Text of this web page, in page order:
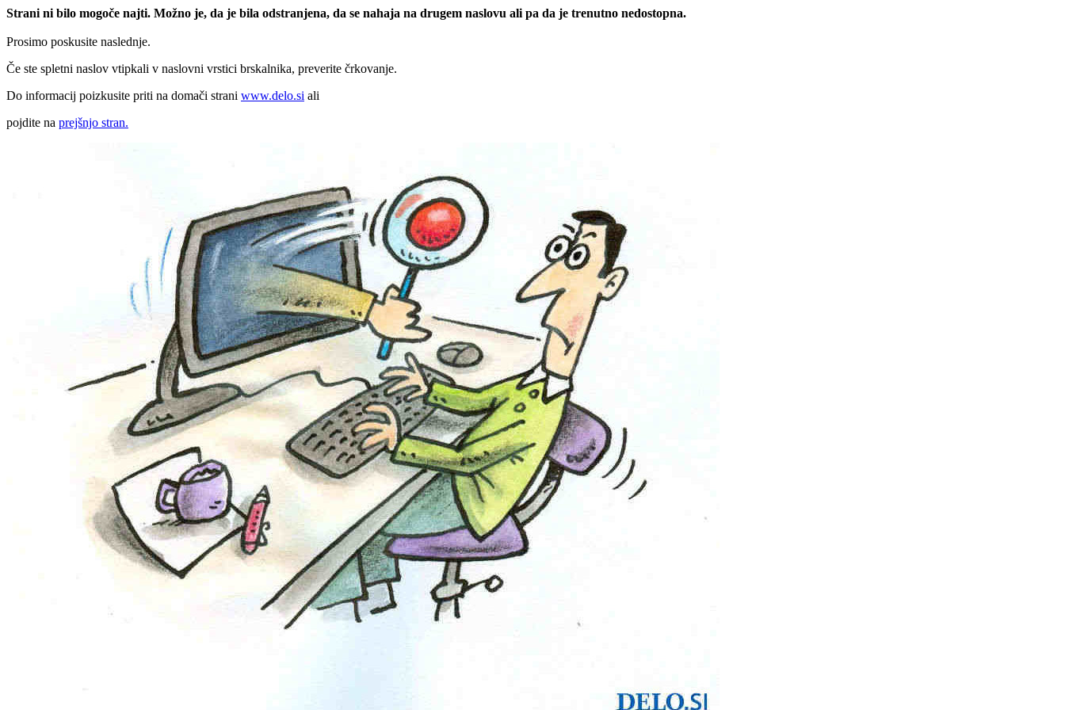
Strani ni bilo mogoče najti. Možno je, da je bila odstranjena, da se nahaja na drugem naslovu ali pa da je trenutno nedostopna.
Prosimo poskusite naslednje.
Če ste spletni naslov vtipkali v naslovni vrstici brskalnika, preverite črkovanje.
Do informacij poizkusite priti na domači strani www.delo.si ali
pojdite na prejšnjo stran.